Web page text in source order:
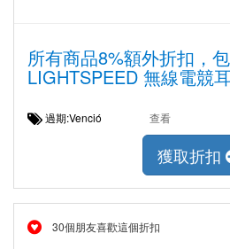
所有商品8%額外折扣，
LIGHTSPEED 無線電競
過期:Venció 查看
獲取折扣
30個朋友喜歡這個折扣